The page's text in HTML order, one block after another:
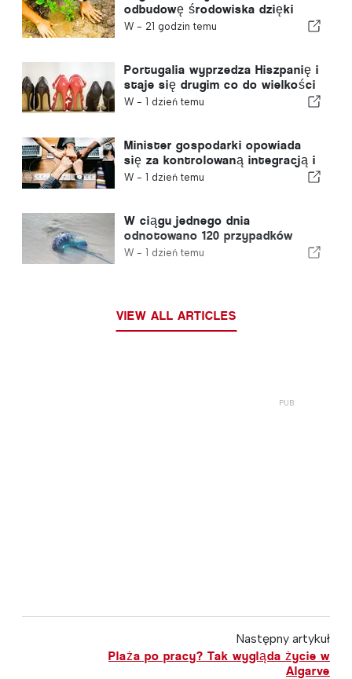
odbudowę środowiska dzięki
funduszom europejskim
W - 21 godzin temu
Portugalia wyprzedza Hiszpanię i
staje się drugim co do wielkości
producentem obuwia w Europie
W - 1 dzień temu
Minister gospodarki opowiada
się za kontrolowaną integracją i
gwarantuje imigrantom
W - 1 dzień temu
W ciągu jednego dnia
odnotowano 120 przypadków
użądleń przez meduzę z gatunku
W - 1 dzień temu
VIEW ALL ARTICLES
Następny artykuł
Plaża po pracy? Tak wygląda życie w
Algarve